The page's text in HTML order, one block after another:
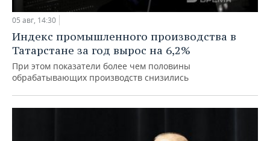
05 авг, 14:30
Индекс промышленного производства в
Татарстане за год вырос на 6,2%
При этом показатели более чем половины
обрабатывающих производств снизились